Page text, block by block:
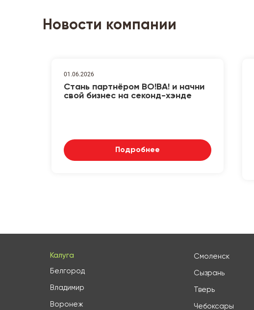
Новости компании
01.06.2026
Стань партнёром ВО!ВА! и начни
свой бизнес на секонд-хэнде
Подробнее
Калуга
Белгород
Владимир
Воронеж
Смоленск
Сызрань
Тверь
Чебоксары